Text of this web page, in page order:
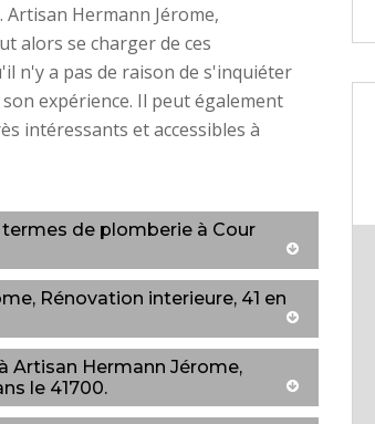
Hermann Jérome,
alors se charger de ces
n'y a pas de raison de s'inquiéter
expérience. Il peut également
intéressants et accessibles à
de plomberie à Cour
Rénovation interieure, 41 en
Artisan Hermann Jérome,
le 41700.